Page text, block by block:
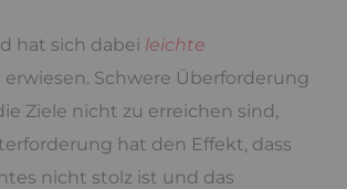
hat sich dabei leichte
erwiesen. Schwere Überforderung
Ziele nicht zu erreichen sind,
hat den Effekt, dass
nicht stolz ist und das